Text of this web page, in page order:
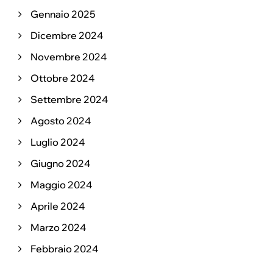
Gennaio 2025
Dicembre 2024
Novembre 2024
Ottobre 2024
Settembre 2024
Agosto 2024
Luglio 2024
Giugno 2024
Maggio 2024
Aprile 2024
Marzo 2024
Febbraio 2024